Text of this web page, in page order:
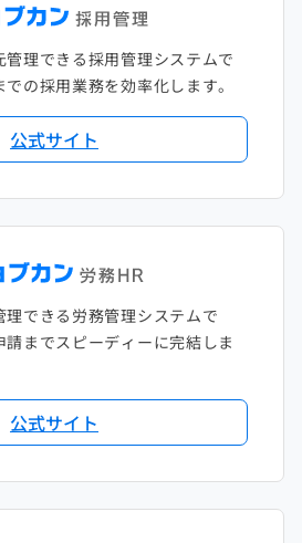
理できる採用管理システムで
の採用業務を効率化します。
公式サイト
できる労務管理システムで
までスピーディーに完結しま
公式サイト